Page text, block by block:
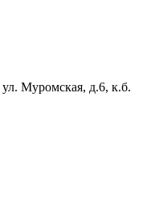
Муромская, д.6, к.б.